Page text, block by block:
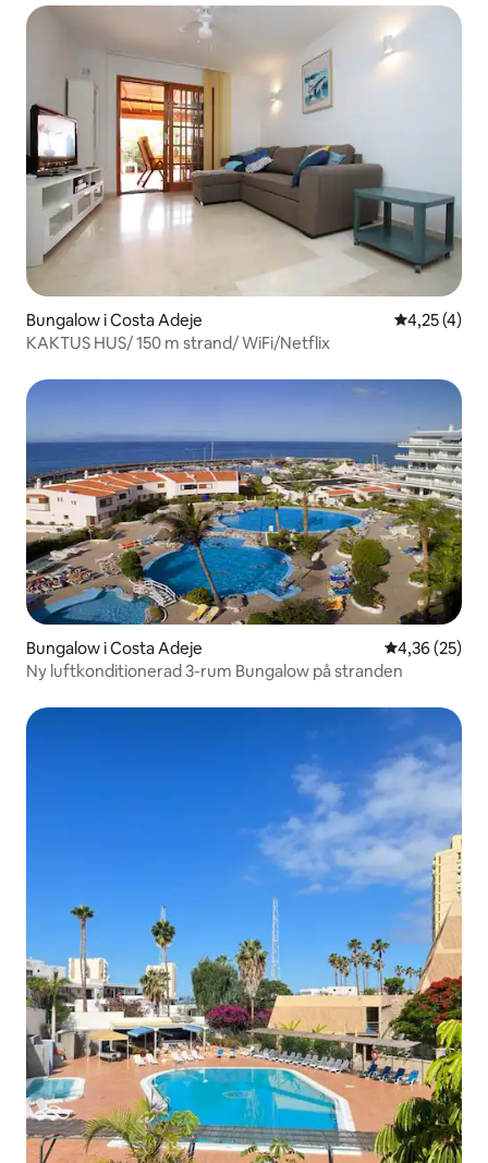
Bungalow i Costa Adeje 4,25 av 5 i
4,25 (4)
KAKTUS HUS/ 150 m strand/ WiFi/Netflix
Bungalow i Costa Adeje 4,36 av 5 i
4,36 (25)
Ny luftkonditionerad 3-rum Bungalow på stranden